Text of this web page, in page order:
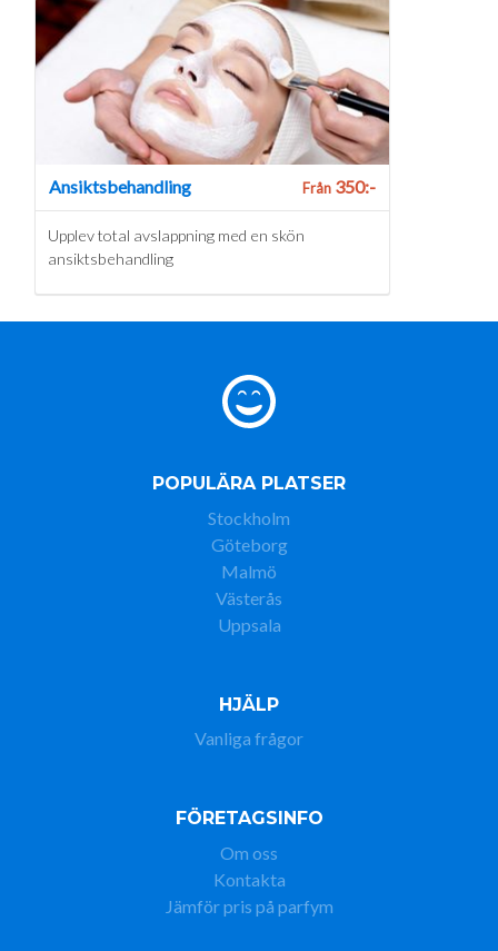
Ansiktsbehandling Från350:-
Upplev total avslappning med en skön
ansiktsbehandling
POPULÄRA PLATSER
Stockholm
Göteborg
Malmö
Västerås
Uppsala
HJÄLP
Vanliga frågor
FÖRETAGSINFO
Om oss
Kontakta
Jämför pris på parfym